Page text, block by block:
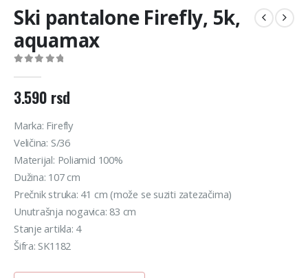
Ski pantalone Firefly, 5k,
aquamax
3.590 rsd
Marka: Firefly
Veličina: S/36
Materijal: Poliamid 100%
Dužina: 107 cm
Prečnik struka: 41 cm (može se suziti zatezačima)
Unutrašnja nogavica: 83 cm
Stanje artikla: 4
Šifra: SK1182